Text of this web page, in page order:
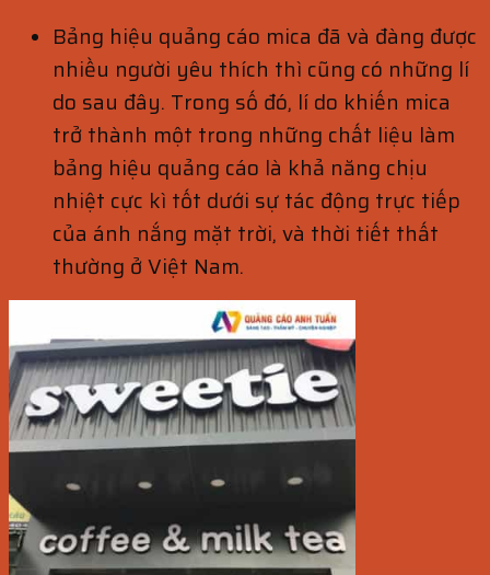
Bảng hiệu quảng cáo mica đã và đàng được
nhiều người yêu thích thì cũng có những lí
do sau đây. Trong số đó, lí do khiến mica
trở thành một trong những chất liệu làm
bảng hiệu quảng cáo là khả năng chịu
nhiệt cực kì tốt dưới sự tác động trực tiếp
của ánh nắng mặt trời, và thời tiết thất
thường ở Việt Nam.